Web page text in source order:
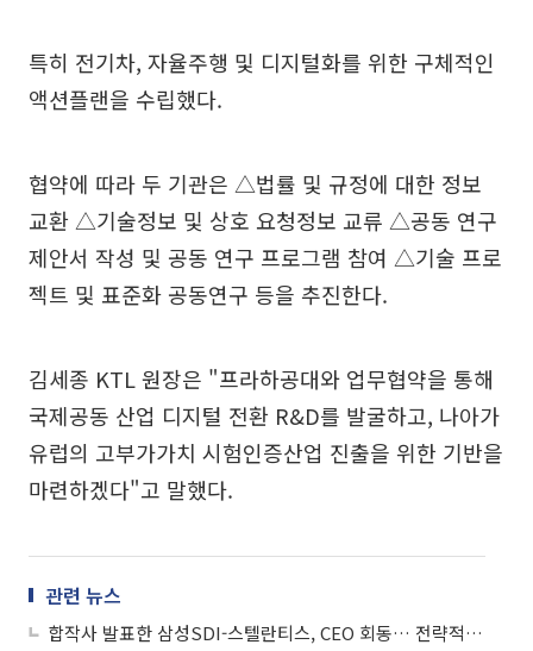
특히 전기차, 자율주행 및 디지털화를 위한 구체적인
액션플랜을 수립했다.
협약에 따라 두 기관은 △법률 및 규정에 대한 정보
교환 △기술정보 및 상호 요청정보 교류 △공동 연구
제안서 작성 및 공동 연구 프로그램 참여 △기술 프로
젝트 및 표준화 공동연구 등을 추진한다.
김세종 KTL 원장은 "프라하공대와 업무협약을 통해
국제공동 산업 디지털 전환 R&D를 발굴하고, 나아가
유럽의 고부가가치 시험인증산업 진출을 위한 기반을
마련하겠다"고 말했다.
관련 뉴스
합작사 발표한 삼성SDI-스텔란티스, CEO 회동… 전략적 협력 다짐